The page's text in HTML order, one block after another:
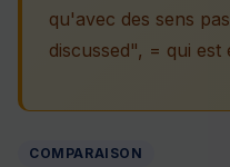
qu'avec des sens
discussed", = qui est
COMPARAISON